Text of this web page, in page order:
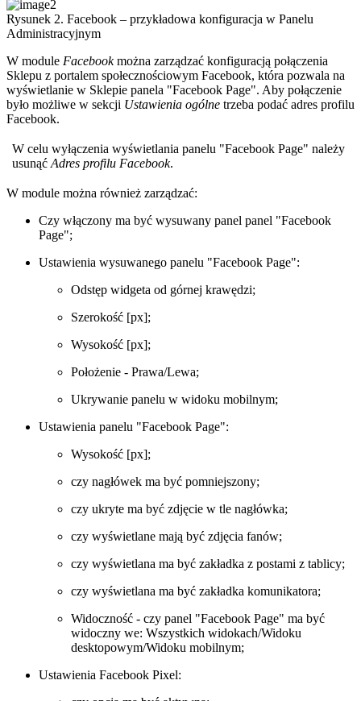
Rysunek 2. Facebook – przykładowa konfiguracja w Panelu
Administracyjnym
W module Facebookmożna zarządzać konfiguracją połączenia
Sklepu z portalem społecznościowym Facebook, która pozwala na
wyświetlanie w Sklepie panela "Facebook Page". Aby połączenie
było możliwe w sekcji Ustawienia ogólne trzeba podać adres profilu
Facebook.
W celu wyłączenia wyświetlania panelu "Facebook Page" należy
usunąć Adres profilu Facebook.
W module można również zarządzać:
Czy włączony ma być wysuwany panel panel "Facebook
Page";
Ustawienia wysuwanego panelu "Facebook Page":
Odstęp widgeta od górnej krawędzi;
Szerokość [px];
Wysokość [px];
Położenie - Prawa/Lewa;
Ukrywanie panelu w widoku mobilnym;
Ustawienia panelu "Facebook Page":
Wysokość [px];
czy nagłówek ma być pomniejszony;
czy ukryte ma być zdjęcie w tle nagłówka;
czy wyświetlane mają być zdjęcia fanów;
czy wyświetlana ma być zakładka z postami z tablicy;
czy wyświetlana ma być zakładka komunikatora;
Widoczność - czy panel "Facebook Page" ma być
widoczny we: Wszystkich widokach/Widoku
desktopowym/Widoku mobilnym;
Ustawienia Facebook Pixel: